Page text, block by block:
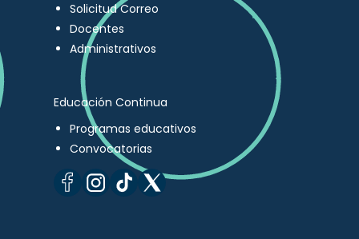
Solicitud Correo
Docentes
Administrativos
Educación Continua
Programas educativos
Convocatorias